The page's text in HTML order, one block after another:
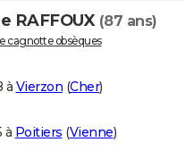
RAFFOUX (87 ans)
cagnotte obsèques
à Vierzon (Cher)
à Poitiers (Vienne)